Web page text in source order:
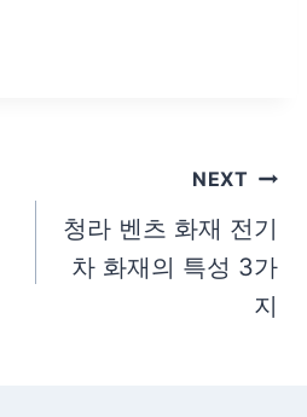
NEXT
청라 벤츠 화재 전기
차 화재의 특성 3가
지